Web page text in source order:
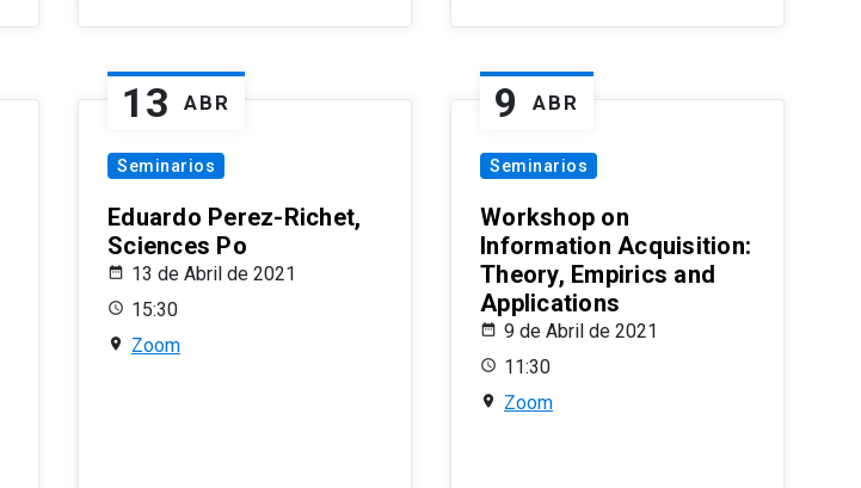
13 ABR
Seminarios
Eduardo Perez-Richet,
Sciences Po
13 de Abril de 2021
15:30
Zoom
9 ABR
Seminarios
Workshop on
Information Acquisition:
Theory, Empirics and
Applications
9 de Abril de 2021
11:30
Zoom